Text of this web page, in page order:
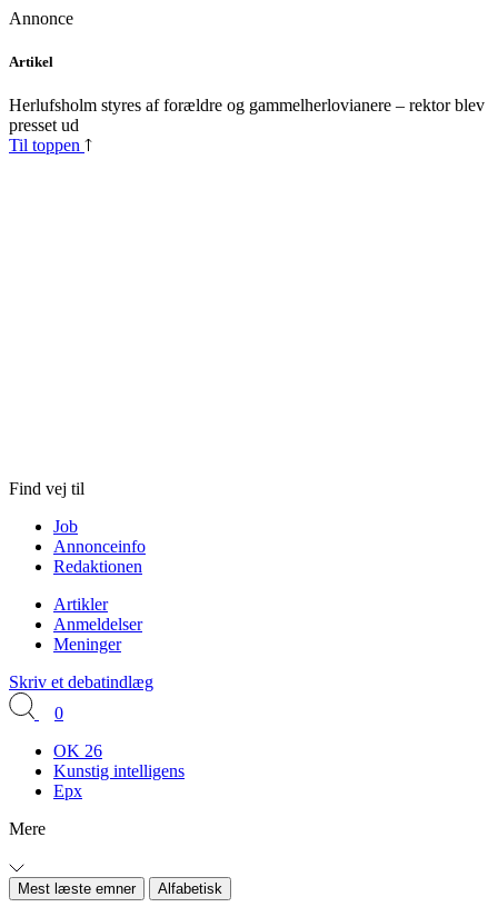
Annonce
Skip
content
Artikel
Herlufsholm styres af forældre og gammelherlovianere – rektor blev
presset ud
Til toppen
Find vej til
Job
Annonceinfo
Redaktionen
Artikler
Anmeldelser
Meninger
Skriv et debatindlæg
0
OK 26
Kunstig intelligens
Epx
Mere
Mest læste emner Alfabetisk